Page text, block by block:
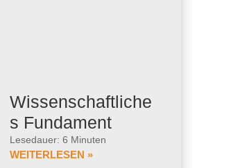
Wissenschaftliche
s Fundament
Lesedauer: 6 Minuten
WEITERLESEN »